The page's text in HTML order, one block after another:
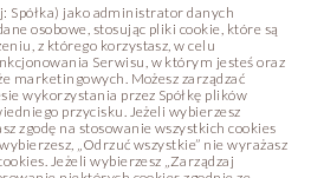
Spółka) jako administrator danych
osobowe, stosując pliki cookie, które są
z którego korzystasz, w celu
Serwisu, w którym jesteś oraz
marketingowych. Możesz zarządzać
wykorzystania przez Spółkę plików
przycisku. Jeżeli wybierzesz
zgodę na stosowanie wszystkich cookies
„Odrzuć wszystkie” nie wyrażasz
Jeżeli wybierzesz „Zarządzaj